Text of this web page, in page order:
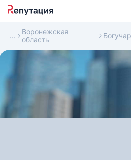
Воронежская
область
Богучар